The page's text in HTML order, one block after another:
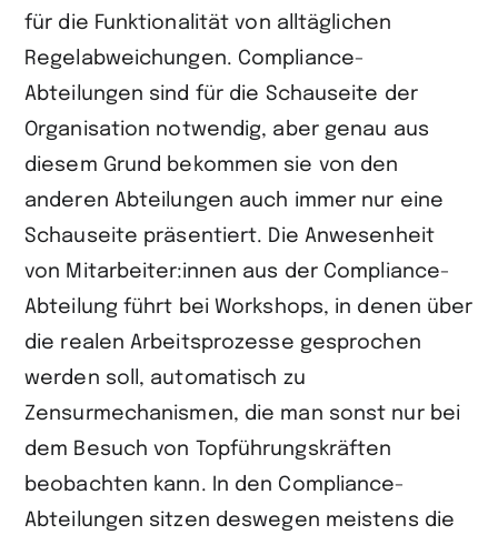
für die Funktionalität von alltäglichen
Regelabweichungen. Compliance-
Abteilungen sind für die Schauseite der
Organisation notwendig, aber genau aus
diesem Grund bekommen sie von den
anderen Abteilungen auch immer nur eine
Schauseite präsentiert. Die Anwesenheit
von Mitarbeiter:innen aus der Compliance-
Abteilung führt bei Workshops, in denen über
die realen Arbeitsprozesse gesprochen
werden soll, automatisch zu
Zensurmechanismen, die man sonst nur bei
dem Besuch von Topführungskräften
beobachten kann. In den Compliance-
Abteilungen sitzen deswegen meistens die